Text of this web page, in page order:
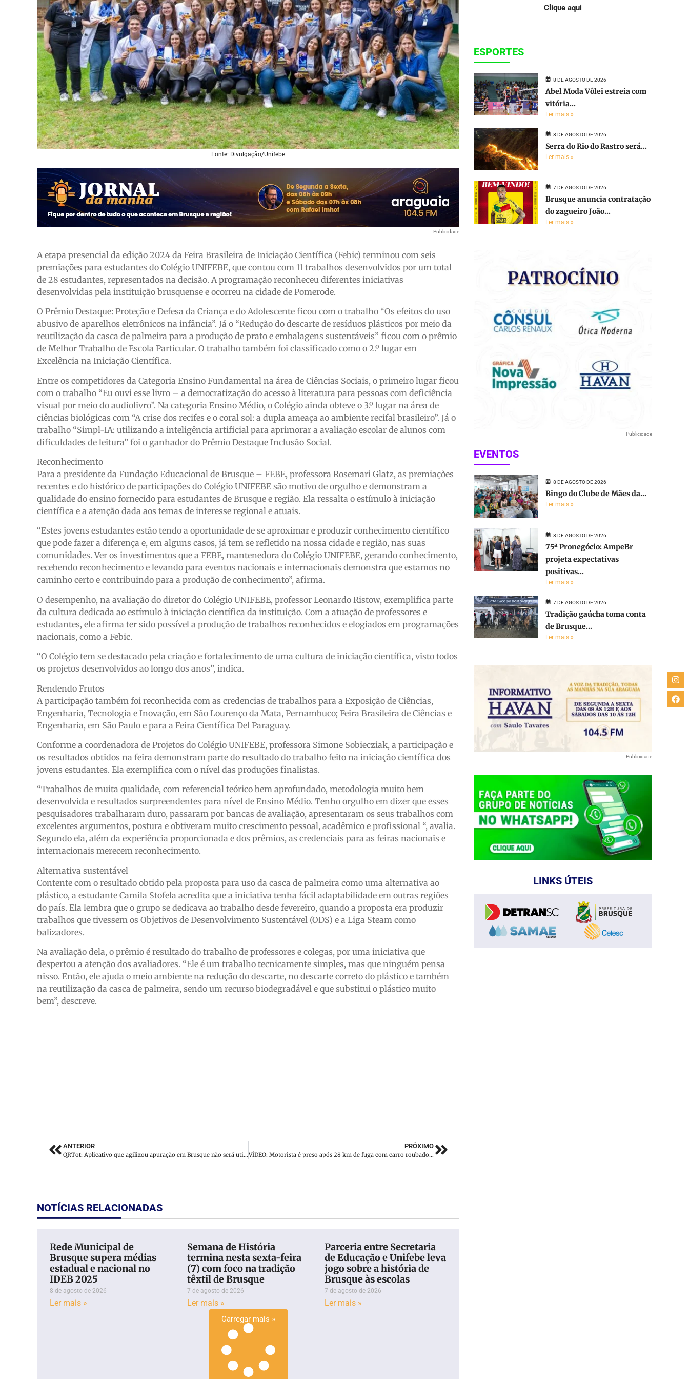
Fonte: Divulgação/Unifebe
Publicidade
A etapa presencial da edição 2024 da Feira Brasileira de Iniciação Científica (Febic) terminou com seis
premiações para estudantes do Colégio UNIFEBE, que contou com 11 trabalhos desenvolvidos por um total
de 28 estudantes, representados na decisão. A programação reconheceu diferentes iniciativas
desenvolvidas pela instituição brusquense e ocorreu na cidade de Pomerode.
O Prêmio Destaque: Proteção e Defesa da Criança e do Adolescente ficou com o trabalho “Os efeitos do uso
abusivo de aparelhos eletrônicos na infância”. Já o “Redução do descarte de resíduos plásticos por meio da
reutilização da casca de palmeira para a produção de prato e embalagens sustentáveis” ficou com o prêmio
de Melhor Trabalho de Escola Particular. O trabalho também foi classificado como o 2.º lugar em
Excelência na Iniciação Científica.
Entre os competidores da Categoria Ensino Fundamental na área de Ciências Sociais, o primeiro lugar ficou
com o trabalho “Eu ouvi esse livro – a democratização do acesso à literatura para pessoas com deficiência
visual por meio do audiolivro”. Na categoria Ensino Médio, o Colégio ainda obteve o 3.º lugar na área de
ciências biológicas com “A crise dos recifes e o coral sol: a dupla ameaça ao ambiente recifal brasileiro”. Já o
trabalho “Simpl-IA: utilizando a inteligência artificial para aprimorar a avaliação escolar de alunos com
dificuldades de leitura” foi o ganhador do Prêmio Destaque Inclusão Social.
Reconhecimento
Para a presidente da Fundação Educacional de Brusque – FEBE, professora Rosemari Glatz, as premiações
recentes e do histórico de participações do Colégio UNIFEBE são motivo de orgulho e demonstram a
qualidade do ensino fornecido para estudantes de Brusque e região. Ela ressalta o estímulo à iniciação
científica e a atenção dada aos temas de interesse regional e atuais.
“Estes jovens estudantes estão tendo a oportunidade de se aproximar e produzir conhecimento científico
que pode fazer a diferença e, em alguns casos, já tem se refletido na nossa cidade e região, nas suas
comunidades. Ver os investimentos que a FEBE, mantenedora do Colégio UNIFEBE, gerando conhecimento,
recebendo reconhecimento e levando para eventos nacionais e internacionais demonstra que estamos no
caminho certo e contribuindo para a produção de conhecimento”, afirma.
O desempenho, na avaliação do diretor do Colégio UNIFEBE, professor Leonardo Ristow, exemplifica parte
da cultura dedicada ao estímulo à iniciação científica da instituição. Com a atuação de professores e
estudantes, ele afirma ter sido possível a produção de trabalhos reconhecidos e elogiados em programações
nacionais, como a Febic.
“O Colégio tem se destacado pela criação e fortalecimento de uma cultura de iniciação científica, visto todos
os projetos desenvolvidos ao longo dos anos”, indica.
Rendendo Frutos
A participação também foi reconhecida com as credencias de trabalhos para a Exposição de Ciências,
Engenharia, Tecnologia e Inovação, em São Lourenço da Mata, Pernambuco; Feira Brasileira de Ciências e
Engenharia, em São Paulo e para a Feira Científica Del Paraguay.
Conforme a coordenadora de Projetos do Colégio UNIFEBE, professora Simone Sobiecziak, a participação e
os resultados obtidos na feira demonstram parte do resultado do trabalho feito na iniciação científica dos
jovens estudantes. Ela exemplifica com o nível das produções finalistas.
“Trabalhos de muita qualidade, com referencial teórico bem aprofundado, metodologia muito bem
desenvolvida e resultados surpreendentes para nível de Ensino Médio. Tenho orgulho em dizer que esses
pesquisadores trabalharam duro, passaram por bancas de avaliação, apresentaram os seus trabalhos com
excelentes argumentos, postura e obtiveram muito crescimento pessoal, acadêmico e profissional “, avalia.
Segundo ela, além da experiência proporcionada e dos prêmios, as credenciais para as feiras nacionais e
internacionais merecem reconhecimento.
Alternativa sustentável
Contente com o resultado obtido pela proposta para uso da casca de palmeira como uma alternativa ao
plástico, a estudante Camila Stofela acredita que a iniciativa tenha fácil adaptabilidade em outras regiões
do país. Ela lembra que o grupo se dedicava ao trabalho desde fevereiro, quando a proposta era produzir
trabalhos que tivessem os Objetivos de Desenvolvimento Sustentável (ODS) e a Liga Steam como
balizadores.
Na avaliação dela, o prêmio é resultado do trabalho de professores e colegas, por uma iniciativa que
despertou a atenção dos avaliadores. “Ele é um trabalho tecnicamente simples, mas que ninguém pensa
nisso. Então, ele ajuda o meio ambiente na redução do descarte, no descarte correto do plástico e também
na reutilização da casca de palmeira, sendo um recurso biodegradável e que substitui o plástico muito
bem”, descreve.
ANTERIOR
QRTot: Aplicativo que agilizou apuração em Brusque não será utilizado em 2024
PRÓXIMO
VÍDEO: Motorista é preso após 28 km de fuga com carro roubado nas BRs 116 e 282, em SC
NOTÍCIAS RELACIONADAS
Rede Municipal de
Brusque supera médias
estadual e nacional no
IDEB 2025
8 de agosto de 2026
Ler mais »
Semana de História
termina nesta sexta-feira
(7) com foco na tradição
têxtil de Brusque
7 de agosto de 2026
Ler mais »
Parceria entre Secretaria
de Educação e Unifebe leva
jogo sobre a história de
Brusque às escolas
7 de agosto de 2026
Ler mais »
Carregar mais »
Clique aqui
ESPORTES
8 DE AGOSTO DE 2026
Abel Moda Vôlei estreia com
vitória...
Ler mais »
8 DE AGOSTO DE 2026
Serra do Rio do Rastro será...
Ler mais »
7 DE AGOSTO DE 2026
Brusque anuncia contratação
do zagueiro João...
Ler mais »
Publicidade
EVENTOS
8 DE AGOSTO DE 2026
Bingo do Clube de Mães da...
Ler mais »
8 DE AGOSTO DE 2026
75ª Pronegócio: AmpeBr
projeta expectativas
positivas...
Ler mais »
7 DE AGOSTO DE 2026
Tradição gaúcha toma conta
de Brusque...
Ler mais »
Publicidade
LINKS ÚTEIS